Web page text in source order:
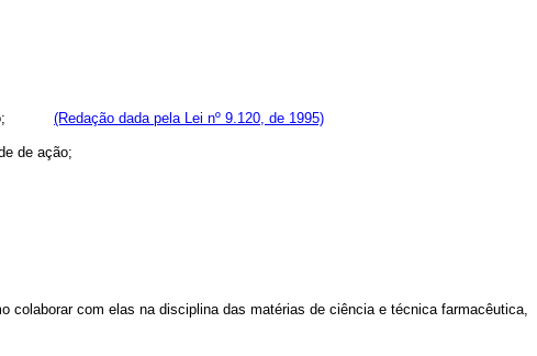
(Redação dada pela Lei nº 9.120, de 1995)
de ação;
colaborar com elas na disciplina das matérias de ciência e técnica farmacêutica,